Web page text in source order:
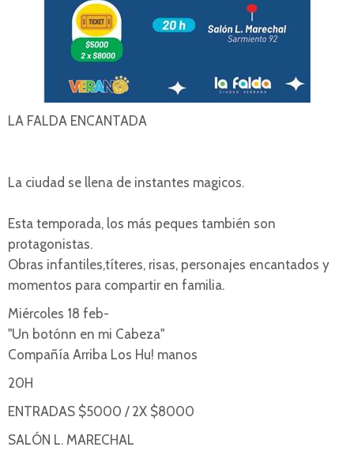
LA FALDA ENCANTADA
La ciudad se llena de instantes magicos.
Esta temporada, los más peques también son
protagonistas.
Obras infantiles,títeres, risas, personajes encantados y
momentos para compartir en familia.
Miércoles 18 feb-
"Un botónn en mi Cabeza"
Compañía Arriba Los Hu! manos
20H
ENTRADAS $5000 / 2X $8000
SALÓN L. MARECHAL